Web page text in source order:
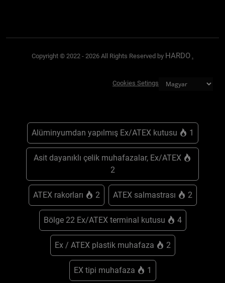
Copyright © 2022 - 2026 All Rights Reserved by HARDO .
Cookies Setings
Alüminyumdan yapılmış Ex/ATEX kutusu 1
Asit dayanıklı çelik muhafazalar, Ex/ATEX
2
ATEX rakorları 2 ATEX salmastrası 2
Bölge 22 Ex/ATEX terminal kutusu 4
Ex / ATEX plastik muhafaza 2
EX tipi muhafaza 1